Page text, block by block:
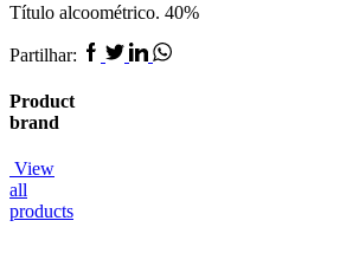
Título alcoométrico. 40%
Partilhar: Facebook
TwitterLinkedin
Whatsapp
Product
brand
View
all
products